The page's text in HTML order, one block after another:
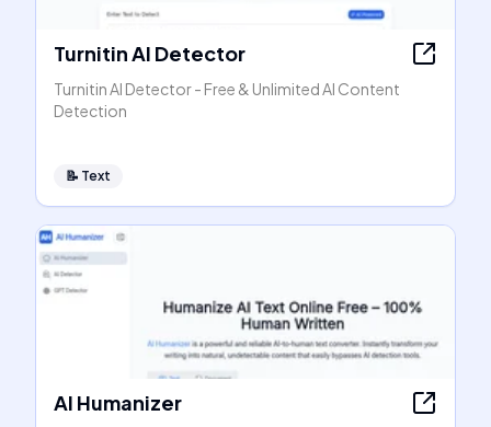
Turnitin AI Detector
Turnitin AI Detector - Free & Unlimited AI Content
Detection
📝 Text
AI Humanizer